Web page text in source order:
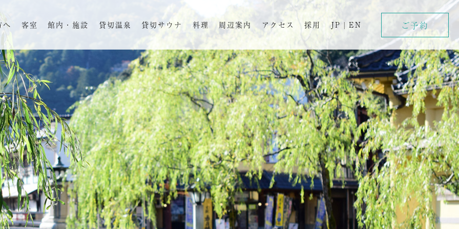
へ 客室 館内・施設 貸切温泉 貸切サウナ 料理 周辺案内 アクセス 採用 JP | EN ご予約